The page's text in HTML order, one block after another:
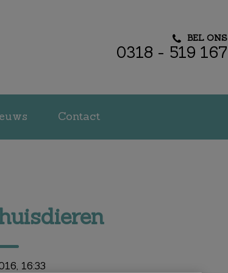
BEL ONS
0318 - 519 167
Contact
16:33